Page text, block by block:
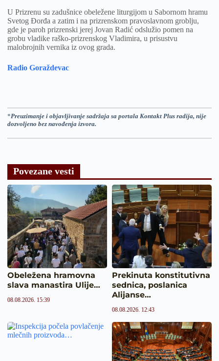
U Prizrenu su zadušnice obeležene liturgijom u Sabornom hramu
Svetog Đorđa a zatim i na prizrenskom pravoslavnom groblju,
gde je paroh prizrenski jerej Jovan Radić odslužio pomen na
grobu vladike raško-prizrenskog Vladimira, u prisustvu
malobrojnih vernika iz ovog grada.
Radio Goraždevac
*Preuzimanje i objavljivanje sadržaja sa portala Kontakt Plus radija, nije
dozvoljeno bez navođenja izvora.
Povezane vesti
Obeležena hramovna
slava manastira Ulije…
08.08.2026. 15:39
Prekinuta konstitutivna
sednica, poslanica
Alijanse…
08.08.2026. 12:43